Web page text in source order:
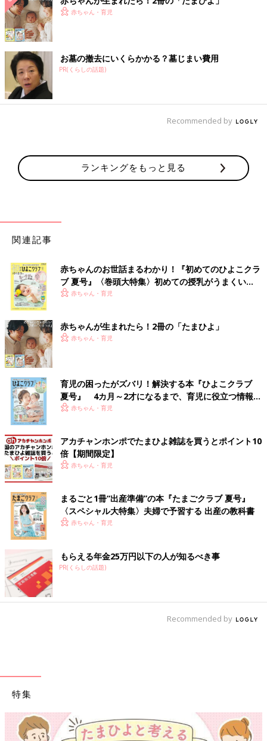
赤ちゃん・育児
お墓の撤去にいくらかかる？墓じまい費用
PR(くらしの話題)
Recommended by
ランキングをもっと見る
関連記事
赤ちゃんのお世話まるわかり！『初めてのひよこクラ
ブ 夏号』〈巻頭大特集〉初めての授乳がうまくい
く！ おっぱい・ミルクの基本と夏のトラブル 解決テ
赤ちゃん・育児
赤ちゃんが生まれたら！2冊の「たまひよ」
赤ちゃん・育児
育児の困ったがズバリ！解決する本『ひよこクラブ
夏号』 4カ月～2才になるまで、育児に役立つ情報が
いっぱい！
赤ちゃん・育児
アカチャンホンポでたまひよ雑誌を買うとポイント10
倍【期間限定】
赤ちゃん・育児
まるごと1冊“出産準備”の本『たまごクラブ 夏号』
〈スペシャル大特集〉夫婦で予習する 出産の教科書
赤ちゃん・育児
もらえる年金25万円以下の人が知るべき事
PR(くらしの話題)
Recommended by
特集